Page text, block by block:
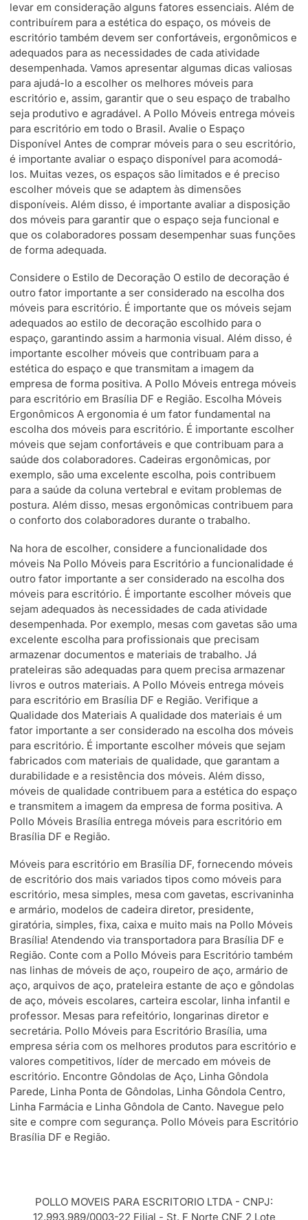
levar em consideração alguns fatores essenciais. Além de
contribuírem para a estética do espaço, os móveis de
escritório também devem ser confortáveis, ergonômicos e
adequados para as necessidades de cada atividade
desempenhada. Vamos apresentar algumas dicas valiosas
para ajudá-lo a escolher os melhores móveis para
escritório e, assim, garantir que o seu espaço de trabalho
seja produtivo e agradável. A Pollo Móveis entrega móveis
para escritório em todo o Brasil. Avalie o Espaço
Disponível Antes de comprar móveis para o seu escritório,
é importante avaliar o espaço disponível para acomodá-
los. Muitas vezes, os espaços são limitados e é preciso
escolher móveis que se adaptem às dimensões
disponíveis. Além disso, é importante avaliar a disposição
dos móveis para garantir que o espaço seja funcional e
que os colaboradores possam desempenhar suas funções
de forma adequada.
Considere o Estilo de Decoração O estilo de decoração é
outro fator importante a ser considerado na escolha dos
móveis para escritório. É importante que os móveis sejam
adequados ao estilo de decoração escolhido para o
espaço, garantindo assim a harmonia visual. Além disso, é
importante escolher móveis que contribuam para a
estética do espaço e que transmitam a imagem da
empresa de forma positiva. A Pollo Móveis entrega móveis
para escritório em Brasília DF e Região. Escolha Móveis
Ergonômicos A ergonomia é um fator fundamental na
escolha dos móveis para escritório. É importante escolher
móveis que sejam confortáveis e que contribuam para a
saúde dos colaboradores. Cadeiras ergonômicas, por
exemplo, são uma excelente escolha, pois contribuem
para a saúde da coluna vertebral e evitam problemas de
postura. Além disso, mesas ergonômicas contribuem para
o conforto dos colaboradores durante o trabalho.
Na hora de escolher, considere a funcionalidade dos
móveis Na Pollo Móveis para Escritório a funcionalidade é
outro fator importante a ser considerado na escolha dos
móveis para escritório. É importante escolher móveis que
sejam adequados às necessidades de cada atividade
desempenhada. Por exemplo, mesas com gavetas são uma
excelente escolha para profissionais que precisam
armazenar documentos e materiais de trabalho. Já
prateleiras são adequadas para quem precisa armazenar
livros e outros materiais. A Pollo Móveis entrega móveis
para escritório em Brasília DF e Região. Verifique a
Qualidade dos Materiais A qualidade dos materiais é um
fator importante a ser considerado na escolha dos móveis
para escritório. É importante escolher móveis que sejam
fabricados com materiais de qualidade, que garantam a
durabilidade e a resistência dos móveis. Além disso,
móveis de qualidade contribuem para a estética do espaço
e transmitem a imagem da empresa de forma positiva. A
Pollo Móveis Brasília entrega móveis para escritório em
Brasília DF e Região.
Móveis para escritório em Brasília DF, fornecendo móveis
de escritório dos mais variados tipos como móveis para
escritório, mesa simples, mesa com gavetas, escrivaninha
e armário, modelos de cadeira diretor, presidente,
giratória, simples, fixa, caixa e muito mais na Pollo Móveis
Brasília! Atendendo via transportadora para Brasília DF e
Região. Conte com a Pollo Móveis para Escritório também
nas linhas de móveis de aço, roupeiro de aço, armário de
aço, arquivos de aço, prateleira estante de aço e gôndolas
de aço, móveis escolares, carteira escolar, linha infantil e
professor. Mesas para refeitório, longarinas diretor e
secretária. Pollo Móveis para Escritório Brasília, uma
empresa séria com os melhores produtos para escritório e
valores competitivos, líder de mercado em móveis de
escritório. Encontre Gôndolas de Aço, Linha Gôndola
Parede, Linha Ponta de Gôndolas, Linha Gôndola Centro,
Linha Farmácia e Linha Gôndola de Canto. Navegue pelo
site e compre com segurança. Pollo Móveis para Escritório
Brasília DF e Região.
POLLO MOVEIS PARA ESCRITORIO LTDA - CNPJ:
12.993.989/0003-22 Filial - St. F Norte CNF 2 Lote